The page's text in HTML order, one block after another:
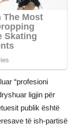
“profesioni
ligjin për
publik është
të ish-partisë